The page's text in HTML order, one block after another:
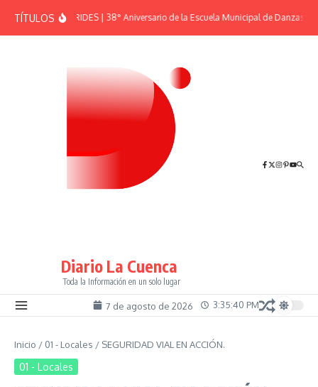
TÍTULOSEFEMÉRIDES | 38° Aniversario de la Escuela Municipal de Danzas “El
Diario La Cuenca
Toda la Información en un solo lugar
7 de agosto de 2026 3:35:40 PM
Inicio / 01 - Locales / SEGURIDAD VIAL EN ACCIÓN.
01 - Locales